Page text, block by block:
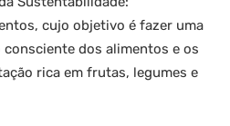
cujo objetivo é fazer uma
dos alimentos e os
rica em frutas, legumes e